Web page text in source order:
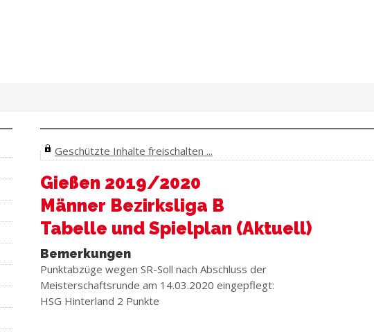
Geschützte Inhalte freischalten ...
Gießen 2019/2020
Männer Bezirksliga B
Tabelle und Spielplan (Aktuell)
Bemerkungen
Punktabzüge wegen SR-Soll nach Abschluss der
Meisterschaftsrunde am 14.03.2020 eingepflegt:
HSG Hinterland 2 Punkte